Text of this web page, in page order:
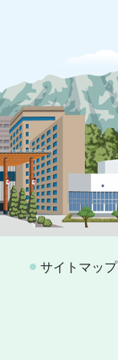
サイトマップ